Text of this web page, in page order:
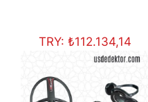
TRY:₺112.134,14